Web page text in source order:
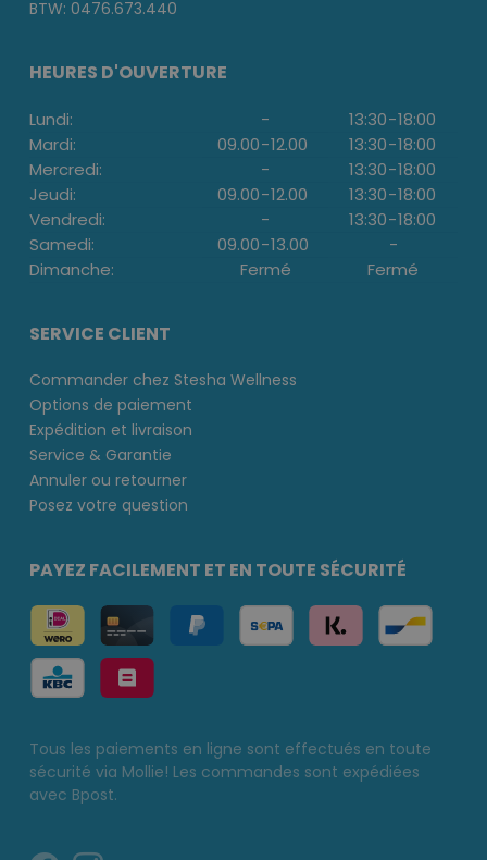
BTW: 0476.673.440
HEURES D'OUVERTURE
Lundi: - 13:30-18:00
Mardi:
09.00-12.00 13:30-18:00
Mercredi:
- 13:30-18:00
Jeudi:
09.00-12.00 13:30-18:00
Vendredi:
- 13:30-18:00
Samedi:
09.00-13.00
-
Dimanche:
Fermé Fermé
SERVICE CLIENT
Commander chez Stesha Wellness
Options de paiement
Expédition et livraison
Service & Garantie
Annuler ou retourner
Posez votre question
PAYEZ FACILEMENT ET EN TOUTE SÉCURITÉ
Tous les paiements en ligne sont effectués en toute
sécurité via Mollie! Les commandes sont expédiées
avec Bpost.